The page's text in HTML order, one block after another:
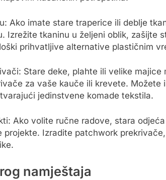
Ako imate stare traperice ili deblje
Izrežite tkaninu u željeni oblik, zašijte
prihvatljive alternative plastičnim
Stare deke, plahte ili velike majice
za vaše kauče ili krevete. Možete
jedinstvene komade tekstila.
Ako volite ručne radove, stara
projekte. Izradite patchwork
namještaja